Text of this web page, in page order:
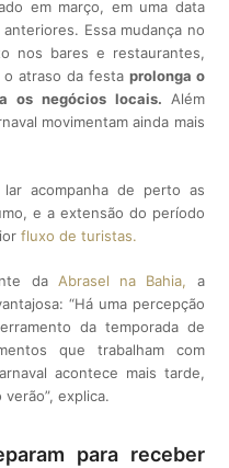
em março, em uma data
Essa mudança no
nos bares e restaurantes,
o atraso da festa prolonga o
os negócios locais. Além
movimentam ainda mais
acompanha de perto as
e a extensão do período
fluxo de turistas.
da Abrasel na Bahia, a
“Há uma percepção
da temporada de
que trabalham com
acontece mais tarde,
explica.
para receber